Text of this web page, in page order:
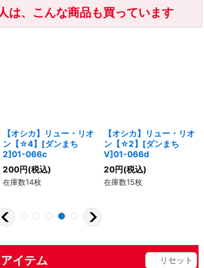
は、こんな商品も買っています
【オシカ】リュー・リオ
ン【☆4】[ダンまち
2]01-066c
200円(税込)
在庫数14枚
【オシカ】リュー・リオ
ン【☆2】[ダンまち
V]01-066d
20円(税込)
在庫数15枚
イテム リセット